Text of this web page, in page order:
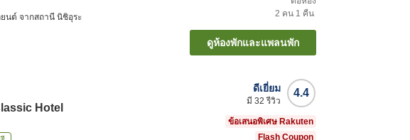
ยนต์ จากสถานี นิชิอุระ
2 คน 1 คืน
ดูห้องพักและแพลนพัก
Hotel
4.4
ดีเยี่ยม
มี 32 รีวิว
ข้อเสนอพิเศษ Rakuten
Flash Coupon